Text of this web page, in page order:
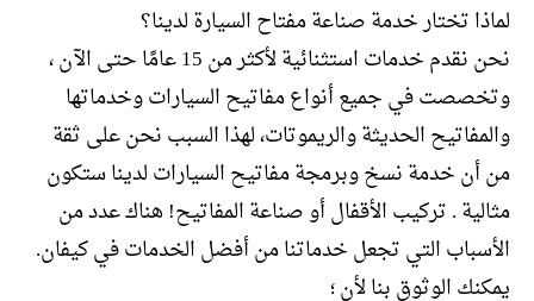
لماذا تختار خدمة صناعة مفتاح السيارة لدينا؟
نحن نقدم خدمات استثنائية لأكثر من 15 عامًا حتى الآن ،
وتخصصت في جميع أنواع مفاتيح السيارات وخدماتها
والمفاتيح الحديثة والريموتات، لهذا السبب نحن على ثقة
من أن خدمة نسخ وبرمجة مفاتيح السيارات لدينا ستكون
مثالية . تركيب الأقفال أو صناعة المفاتيح! هناك عدد من
الأسباب التي تجعل خدماتنا من أفضل الخدمات في كيفان.
يمكنك الوثوق بنا لأن ؛